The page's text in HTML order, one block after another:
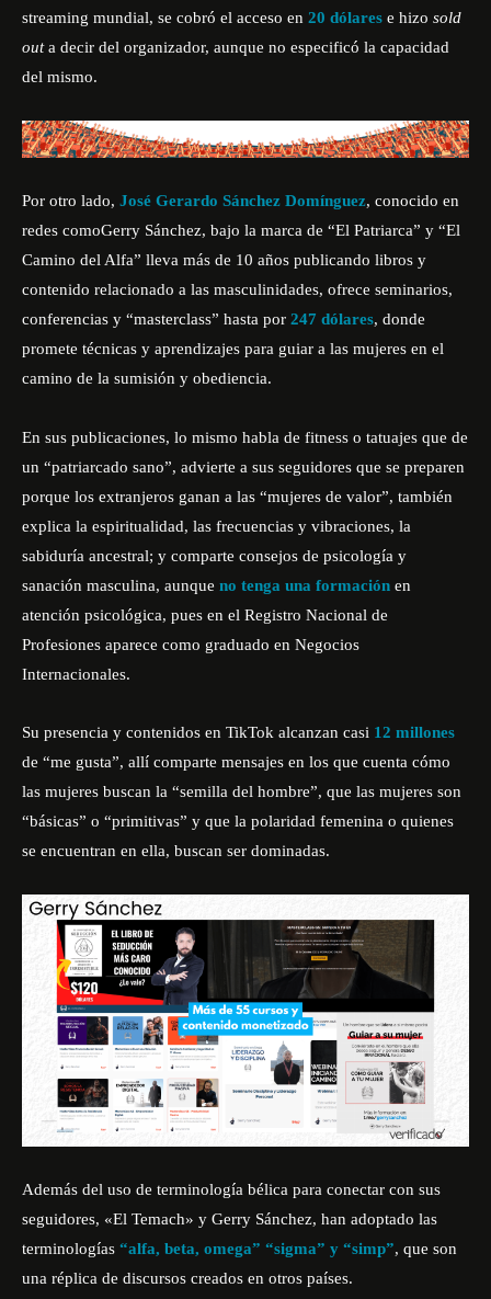
streaming mundial, se cobró el acceso en 20 dólares e hizo sold
outa decir del organizador, aunque no especificó la capacidad
del mismo.
Por otro lado, José Gerardo Sánchez Domínguez, conocido en
redes comoGerry Sánchez, bajo la marca de “El Patriarca” y “El
Camino del Alfa” lleva más de 10 años publicando libros y
contenido relacionado a las masculinidades, ofrece seminarios,
conferencias y “masterclass” hasta por 247 dólares, donde
promete técnicas y aprendizajes para guiar a las mujeres en el
camino de la sumisión y obediencia.
En sus publicaciones, lo mismo habla de fitness o tatuajes que de
un “patriarcado sano”, advierte a sus seguidores que se preparen
porque los extranjeros ganan a las “mujeres de valor”, también
explica la espiritualidad, las frecuencias y vibraciones, la
sabiduría ancestral; y comparte consejos de psicología y
sanación masculina, aunque no tenga una formación en
atención psicológica, pues en el Registro Nacional de
Profesiones aparece como graduado en Negocios
Internacionales.
Su presencia y contenidos en TikTok alcanzan casi 12 millones
de “me gusta”, allí comparte mensajes en los que cuenta cómo
las mujeres buscan la “semilla del hombre”, que las mujeres son
“básicas” o “primitivas” y que la polaridad femenina o quienes
se encuentran en ella, buscan ser dominadas.
Además del uso de terminología bélica para conectar con sus
seguidores, «El Temach» y Gerry Sánchez, han adoptado las
terminologías “alfa, beta, omega” “sigma” y “simp”, que son
una réplica de discursos creados en otros países.